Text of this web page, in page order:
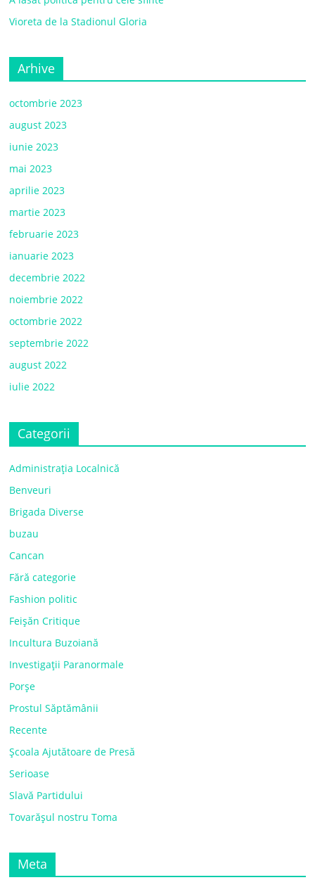
Vioreta de la Stadionul Gloria
Arhive
octombrie 2023
august 2023
iunie 2023
mai 2023
aprilie 2023
martie 2023
februarie 2023
ianuarie 2023
decembrie 2022
noiembrie 2022
octombrie 2022
septembrie 2022
august 2022
iulie 2022
Categorii
Administrația Localnică
Benveuri
Brigada Diverse
buzau
Cancan
Fără categorie
Fashion politic
Feișăn Critique
Incultura Buzoiană
Investigații Paranormale
Porșe
Prostul Săptămânii
Recente
Școala Ajutătoare de Presă
Serioase
Slavă Partidului
Tovarășul nostru Toma
Meta